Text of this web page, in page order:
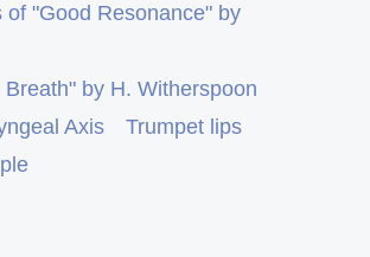
of "Good Resonance" by
by H. Witherspoon
Axis
Trumpet lips